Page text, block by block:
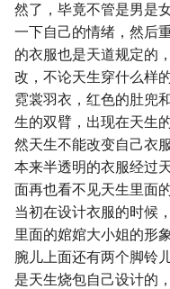
然了，毕竟不管是男是
一下自己的情绪，然后
的衣服也是天道规定的
改，不论天生穿什么样
霓裳羽衣，红色的肚兜
生的双臂，出现在天生
然天生不能改变自己衣
本来半透明的衣服经过
面再也看不见天生里面
当初在设计衣服的时候
里面的婠婠大小姐的形
腕儿上面还有两个脚铃
是天生烧包自己设计的